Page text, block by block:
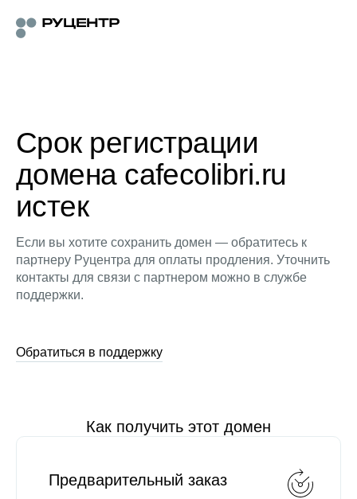
Срок регистрации
домена cafecolibri.ru
истек
Если вы хотите сохранить домен — обратитесь к
партнеру Руцентра для оплаты продления. Уточнить
контакты для связи с партнером можно в службе
поддержки.
Обратиться в поддержку
Как получить этот домен
Предварительный заказ